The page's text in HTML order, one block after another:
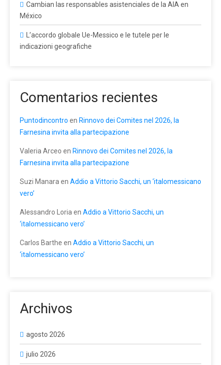
Cambian las responsables asistenciales de la AIA en
México
L’accordo globale Ue-Messico e le tutele per le
indicazioni geografiche
Comentarios recientes
Puntodincontro en Rinnovo dei Comites nel 2026, la
Farnesina invita alla partecipazione
Valeria Arceo en Rinnovo dei Comites nel 2026, la
Farnesina invita alla partecipazione
Suzi Manara en Addio a Vittorio Sacchi, un ‘italomessicano
vero’
Alessandro Loria en Addio a Vittorio Sacchi, un
‘italomessicano vero’
Carlos Barthe en Addio a Vittorio Sacchi, un
‘italomessicano vero’
Archivos
agosto 2026
julio 2026